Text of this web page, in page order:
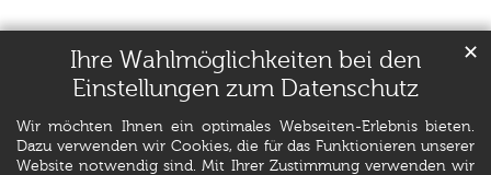
Ihre Wahlmöglichkeiten bei den
Einstellungen zum Datenschutz
Wir möchten Ihnen ein optimales Webseiten-Erlebnis bieten.
Dazu verwenden wir Cookies, die für das Funktionieren unserer
Website notwendig sind. Mit Ihrer Zustimmung verwenden wir
✕